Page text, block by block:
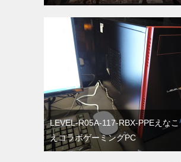
LEVEL-R05A-117-RBX-PPEえなこ
えコラボゲーミングPC